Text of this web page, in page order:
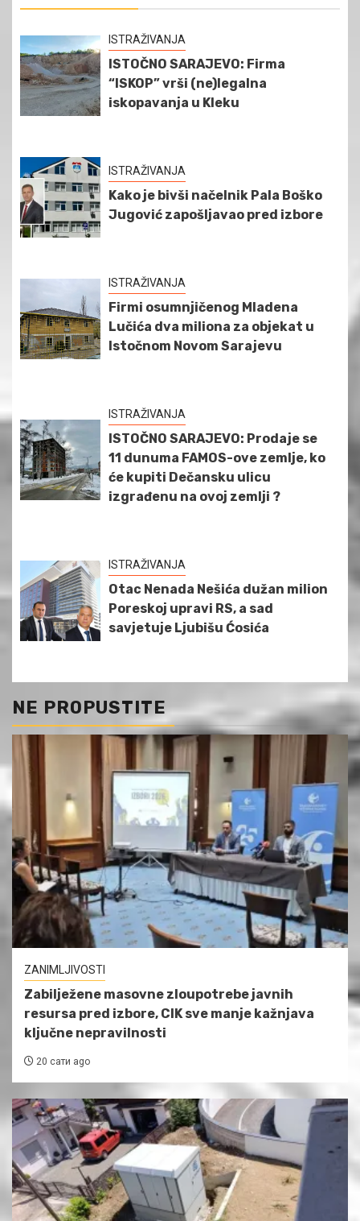
ISTRAŽIVANJA
ISTOČNO SARAJEVO: Firma
“ISKOP” vrši (ne)legalna
iskopavanja u Kleku
ISTRAŽIVANJA
Kako je bivši načelnik Pala Boško
Jugović zapošljavao pred izbore
ISTRAŽIVANJA
Firmi osumnjičenog Mladena
Lučića dva miliona za objekat u
Istočnom Novom Sarajevu
ISTRAŽIVANJA
ISTOČNO SARAJEVO: Prodaje se
11 dunuma FAMOS-ove zemlje, ko
će kupiti Dečansku ulicu
izgrađenu na ovoj zemlji ?
ISTRAŽIVANJA
Otac Nenada Nešića dužan milion
Poreskoj upravi RS, a sad
savjetuje Ljubišu Ćosića
NE PROPUSTITE
ZANIMLJIVOSTI
Zabilježene masovne zloupotrebe javnih
resursa pred izbore, CIK sve manje kažnjava
ključne nepravilnosti
20 сати ago